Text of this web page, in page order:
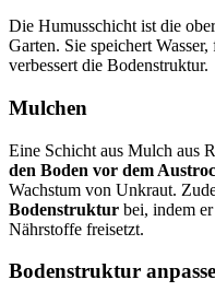
Die Humusschicht ist die
Garten. Sie speichert
verbessert die Bodenstruktur.
Mulchen
Eine Schicht aus Mulch aus
den Boden vor dem
Wachstum von Unkraut.
Bodenstruktur bei, indem
Nährstoffe freisetzt.
Bodenstruktur